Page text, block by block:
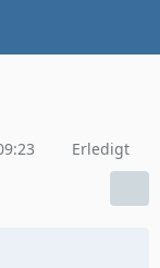
Erledigt